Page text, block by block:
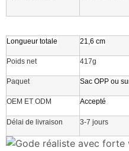
Longueur totale 21,6 cm
Poids net 417g
Paquet Sac OPP ou
OEM ET ODM Accepté
Délai de livraison 3-7 jours